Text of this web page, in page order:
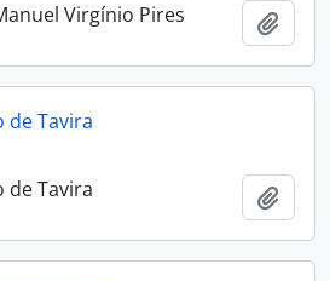
Virgínio Pires
de Tavira
de Tavira